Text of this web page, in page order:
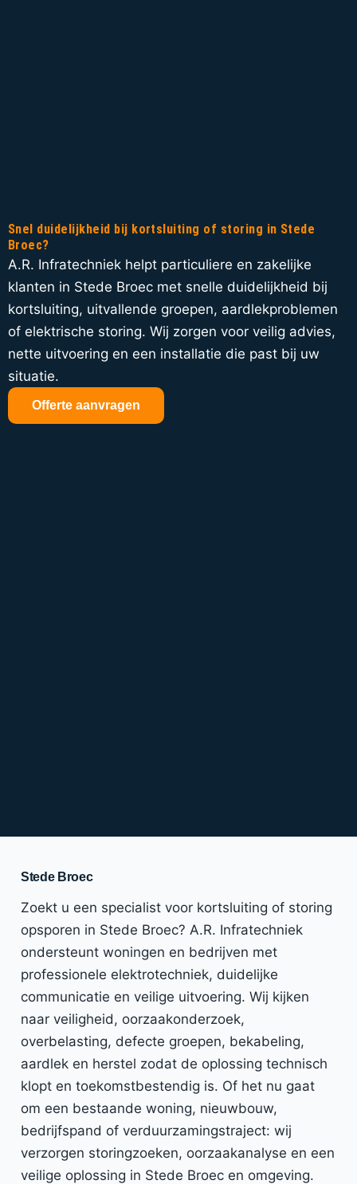
Snel duidelijkheid bij kortsluiting of storing in Stede
Broec?
A.R. Infratechniek helpt particuliere en zakelijke
klanten in Stede Broec met snelle duidelijkheid bij
kortsluiting, uitvallende groepen, aardlekproblemen
of elektrische storing. Wij zorgen voor veilig advies,
nette uitvoering en een installatie die past bij uw
situatie.
Offerte aanvragen
Stede Broec
Zoekt u een specialist voor kortsluiting of storing
opsporen in Stede Broec? A.R. Infratechniek
ondersteunt woningen en bedrijven met
professionele elektrotechniek, duidelijke
communicatie en veilige uitvoering. Wij kijken
naar veiligheid, oorzaakonderzoek,
overbelasting, defecte groepen, bekabeling,
aardlek en herstel zodat de oplossing technisch
klopt en toekomstbestendig is. Of het nu gaat
om een bestaande woning, nieuwbouw,
bedrijfspand of verduurzamingstraject: wij
verzorgen storingzoeken, oorzaakanalyse en een
veilige oplossing in Stede Broec en omgeving.